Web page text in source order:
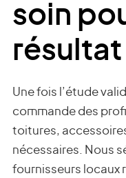
soin
Une fois l’étude
commande des
toitures,
nécessaires. Nous
fournisseurs locaux